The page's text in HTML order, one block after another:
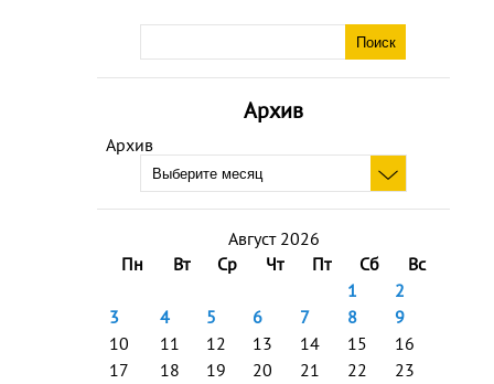
Архив
Архив
Август 2026
Пн
Вт Ср Чт Пт Сб
Вс
1
2
3
4 5 6 7 8
9
10
11 12 13 14 15
16
17
18 19 20 21 22
23